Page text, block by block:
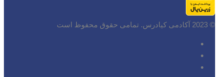
© 2023 آکادمی کیادرس. تمامی حقوق محفوظ است